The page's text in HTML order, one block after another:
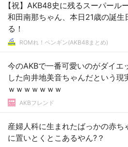
【祝】AKB48史に残るスーパール
和田南那ちゃん、本日21歳の誕生
る！
ROMれ！ペンギン(AKB48まとめ)
今のAKBで一番可愛いのがダイエ
した向井地美音ちゃんだという現
ｗｗｗｗｗｗｗ
AKBフレンド
産婦人科に生まれたばっかの赤ち
に置いとくとこあるやん?？